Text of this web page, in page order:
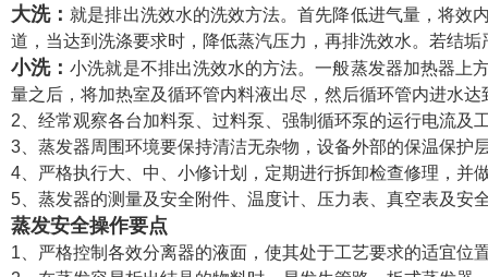
大洗：就是排出洗效水的洗效方法。首先降低进气量，将效
道，当达到洗涤要求时，降低蒸汽压力，再排洗效水。若结
小洗：小洗就是不排出洗效水的方法。一般蒸发器加热器上
量之后，将加热室及循环管内料液出尽，然后循环管内进水
2、经常观察各台加料泵、过料泵、强制循环泵的运行电流及
3、蒸发器周围环境要保持清洁无杂物，设备外部的保温保护
4、严格执行大、中、小修计划，定期进行拆卸检查修理，并
5、蒸发器的测量及安全附件、温度计、压力表、真空表及安
蒸发安全操作要点
1、严格控制各效分离器的液面，使其处于工艺要求的适宜位